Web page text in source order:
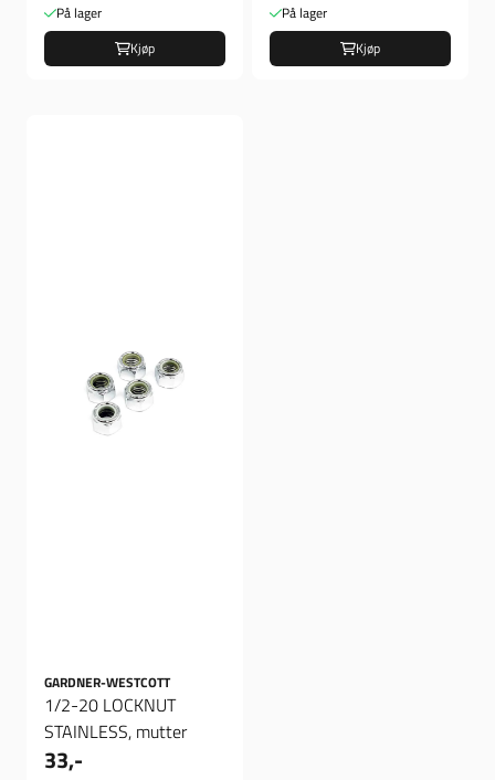
På lager
Kjøp
På lager
Kjøp
GARDNER-WESTCOTT
1/2-20 LOCKNUT
STAINLESS, mutter
33,-